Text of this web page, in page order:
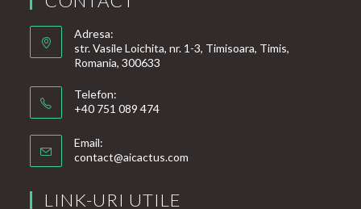
Adresa:
str. Vasile Loichita, nr. 1-3, Timisoara, Timis,
Romania, 300633
Telefon:
+40 751 089 474
Email:
contact@aicactus.com
LINK-URI UTILE